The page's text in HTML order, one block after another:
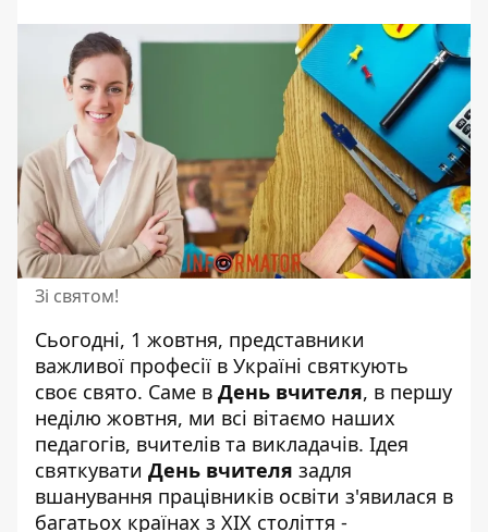
Зі святом!
Сьогодні, 1 жовтня, представники
важливої професії в Україні святкують
своє свято. Саме в День вчителя, в першу
неділю жовтня, ми всі вітаємо наших
педагогів, вчителів та викладачів. Ідея
святкувати День вчителя задля
вшанування працівників освіти з'явилася в
багатьох країнах з XIX століття -